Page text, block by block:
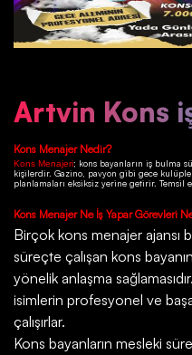
Artvin Kons
Kons Menajer Nedir?
Kons Menajeri; kons bayanların iş bulma
kişilerdir. Gazino, pavyon gibi gece
planlamaları eksiksiz yerine getirir. Temsil
Kons Menajer Ne İş Yapar Görevleri
Birçok kons menajer ajansı
süreçte çalışan kons
yönelik anlaşma
isimlerin profesyonel ve
çalışırlar.
Kons bayanların mesleki